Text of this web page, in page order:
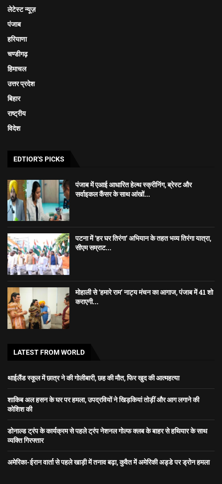
लेटेस्ट न्यूज़
पंजाब
हरियाणा
चण्डीगढ़
हिमाचल
उत्तर प्रदेश
बिहार
राष्ट्रीय
विदेश
EDTIOR'S PICKS
पंजाब में एआई आधारित हेल्थ स्क्रीनिंग, ब्रेस्ट और
सर्वाइकल कैंसर के साथ आंखों...
पटना में ‘हर घर तिरंगा’ अभियान के तहत भव्य तिरंगा यात्रा,
सीएम सम्राट...
मोहाली से ‘हमारे राम’ नाट्य मंचन का आगाज, पंजाब में 41 शो
कराएगी...
LATEST FROM WORLD
थाईलैंड स्कूल में छात्र ने की गोलीबारी, छह की मौत, फिर खुद की आत्महत्या
शाकिब अल हसन के घर पर हमला, उपद्रवियों ने खिड़कियां तोड़ीं और आग लगाने की
कोशिश की
डोनाल्ड ट्रंप के कार्यक्रम से पहले ट्रंप नेशनल गोल्फ क्लब के बाहर से हथियार के साथ
व्यक्ति गिरफ्तार
अमेरिका-ईरान वार्ता से पहले खाड़ी में तनाव बढ़ा, कुवैत में अमेरिकी अड्डे पर ड्रोन हमला